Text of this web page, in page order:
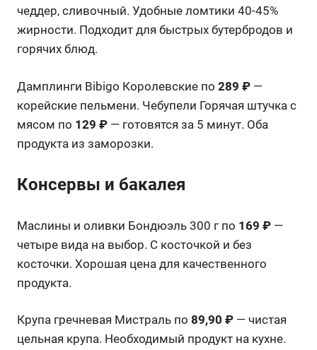
чеддер, сливочный. Удобные ломтики 40-45%
жирности. Подходит для быстрых бутербродов и
горячих блюд.
Дамплинги Bibigo Королевские по 289 ₽ —
корейские пельмени. Чебупели Горячая штучка с
мясом по 129 ₽ — готовятся за 5 минут. Оба
продукта из заморозки.
Консервы и бакалея
Маслины и оливки Бондюэль 300 г по 169 ₽ —
четыре вида на выбор. С косточкой и без
косточки. Хорошая цена для качественного
продукта.
Крупа гречневая Мистраль по 89,90 ₽ — чистая
цельная крупа. Необходимый продукт на кухне.